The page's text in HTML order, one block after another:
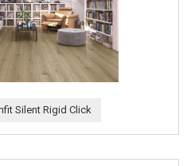
Silent Rigid Click